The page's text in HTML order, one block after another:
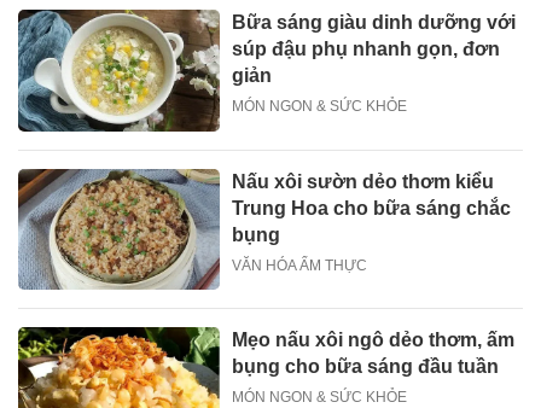
Bữa sáng giàu dinh dưỡng với
súp đậu phụ nhanh gọn, đơn
giản
MÓN NGON & SỨC KHỎE
Nấu xôi sườn dẻo thơm kiểu
Trung Hoa cho bữa sáng chắc
bụng
VĂN HÓA ẨM THỰC
Mẹo nấu xôi ngô dẻo thơm, ấm
bụng cho bữa sáng đầu tuần
MÓN NGON & SỨC KHỎE